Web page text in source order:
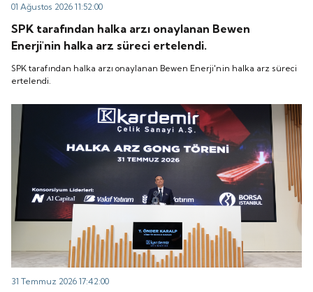
01 Ağustos 2026 11:52:00
SPK tarafından halka arzı onaylanan Bewen
Enerji'nin halka arz süreci ertelendi.
SPK tarafından halka arzı onaylanan Bewen Enerji'nin halka arz süreci
ertelendi.
31 Temmuz 2026 17:42:00